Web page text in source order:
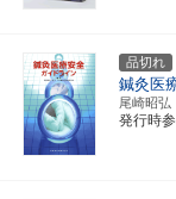
品切れ
鍼灸医
尾崎昭
発行時